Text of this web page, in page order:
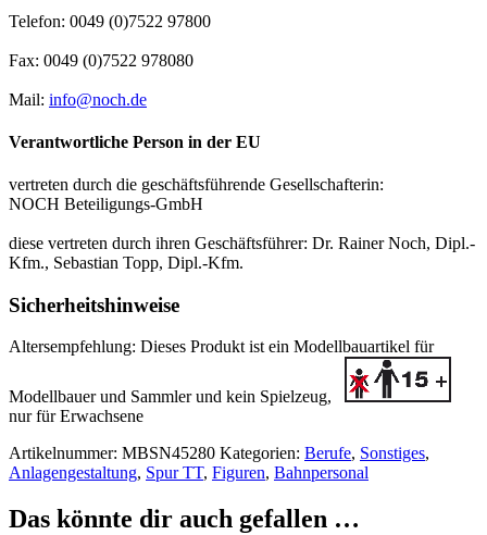
Telefon: 0049 (0)7522 97800
Fax: 0049 (0)7522 978080
Mail: info@noch.de
Verantwortliche Person in der EU
vertreten durch die geschäftsführende Gesellschafterin:
NOCH Beteiligungs-GmbH
diese vertreten durch ihren Geschäftsführer: Dr. Rainer Noch, Dipl.-
Kfm., Sebastian Topp, Dipl.-Kfm.
Sicherheitshinweise
Altersempfehlung: Dieses Produkt ist ein Modellbauartikel für
Modellbauer und Sammlerund kein Spielzeug,
nur für Erwachsene
Artikelnummer: MBSN45280 Kategorien: Berufe, Sonstiges,
Anlagengestaltung, Spur TT, Figuren, Bahnpersonal
Das könnte dir auch gefallen …